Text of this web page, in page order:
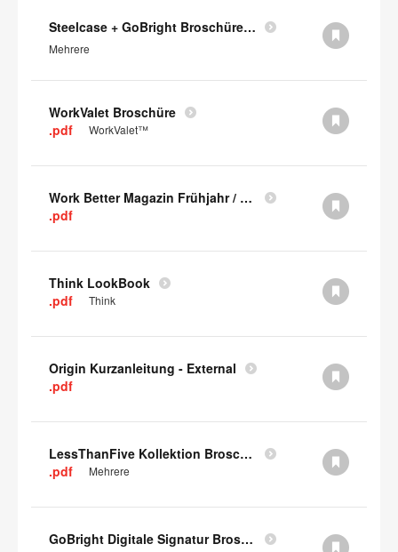
Steelcase + GoBright Broschüre (auf englisch)
Mehrere
WorkValet Broschüre
.pdf
WorkValet™
Work Better Magazin Frühjahr / Sommer 2023 (PDF)
.pdf
Think LookBook
.pdf
Think
Origin Kurzanleitung - External
.pdf
LessThanFive Kollektion Broschüre
.pdf
Mehrere
GoBright Digitale Signatur Broschüre (auf Englisch)